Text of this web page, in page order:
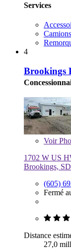
Services
4
Brookings
Voir
1702 W US
Brookings,
(605)
Fermé
Distance
27,0